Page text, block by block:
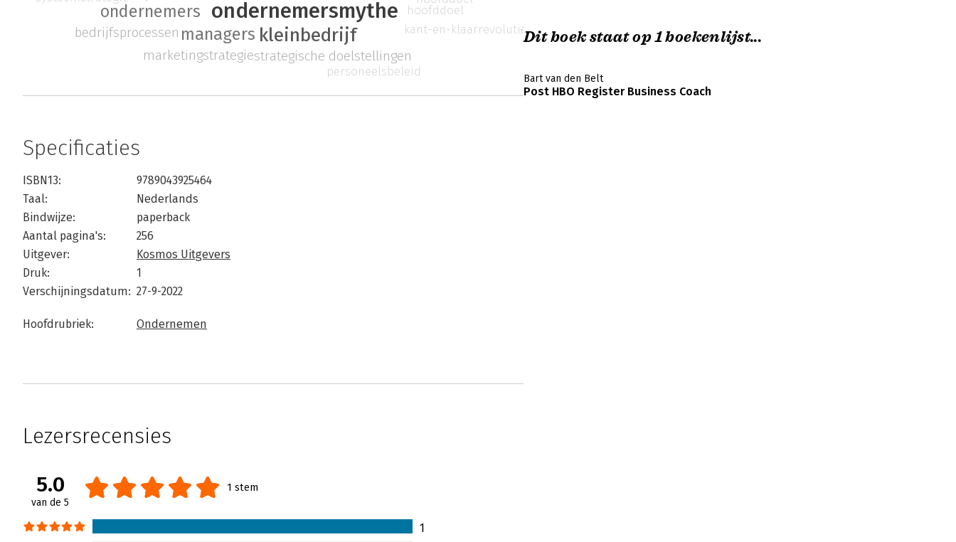
ondernemersmythe
kleinbedrijf
ondernemers
managers
strategische doelstellingen
marketingstrategie
bedrijfsprocessen
hoofddoel
kant-en-klaarrevolutie
personeelsbeleid
Specificaties
ISBN13:
9789043925464
Taal:
Nederlands
Bindwijze:
paperback
Aantal pagina's:
256
Uitgever:
Kosmos Uitgevers
Druk:
1
Verschijningsdatum: 27-9-2022
Hoofdrubriek: Ondernemen
Lezersrecensies
5.0
van de 5
1 stem
1
Dit boek staat op 1 boekenlijst...
Bart van den Belt
Post HBO Register Business Coach